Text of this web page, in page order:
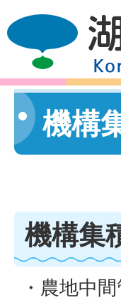
機構
機構集
・農地中